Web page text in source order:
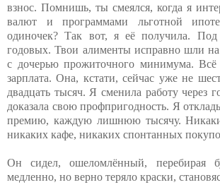
взнос. Помнишь, ты смеялся, когда я
валют и программами льготной
одиночек? Так вот, я её получила. Под
годовых. Твои алименты исправно шли
с дочерью прожиточного минимума.
зарплата. Она, кстати, сейчас уже не
двадцать тысяч. Я сменила работу через
доказала свою профпригодность. Я
премию, каждую лишнюю тысячу.
никаких кафе, никаких спонтанных
Он сидел, ошеломлённый, перебирая
медленно, но верно теряло краски,